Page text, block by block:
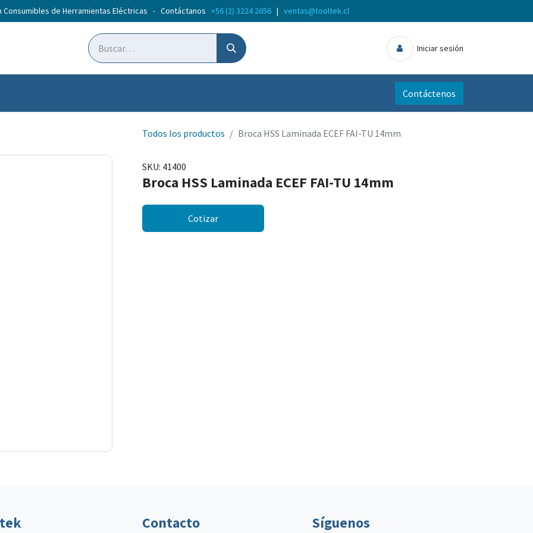
Consumibles de Herramientas Eléctricas - Contáctanos +56 (2) 3224 2656 | ventas@tooltek.cl
Iniciar sesión
Contáctenos
Todos los productos Broca HSS Laminada ECEF FAI-TU 14mm
SKU: 41400
Broca HSS Laminada ECEF FAI-TU 14mm
Cotizar
Contacto Síguenos